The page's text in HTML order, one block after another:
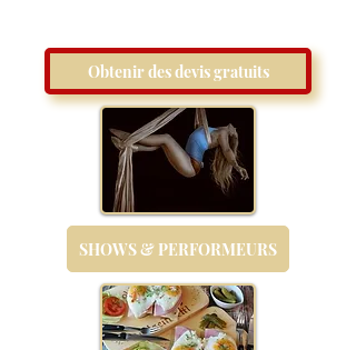
Obtenir des devis gratuits
SHOWS & PERFORMEURS